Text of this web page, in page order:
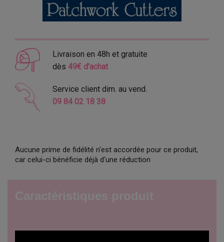
Livraison en 48h et gratuite
dès 49€ d'achat
Service client dim. au vend.
09 84 02 18 38
Aucune prime de fidélité n'est accordée pour ce produit,
car celui-ci bénéficie déjà d'une réduction